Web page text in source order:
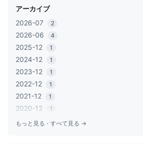
アーカイブ
2026-07
2
2026-06 4
2025-12 1
2024-12 1
2023-12 1
2022-12 1
2021-12 1
2020-12 1
2020-06 1
もっと見る · すべて見る →